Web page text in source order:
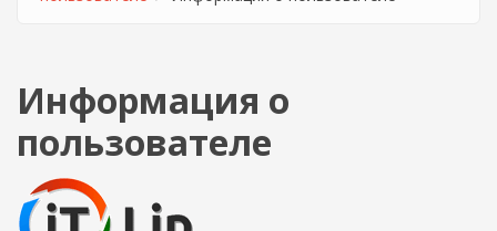
Информация о
пользователе